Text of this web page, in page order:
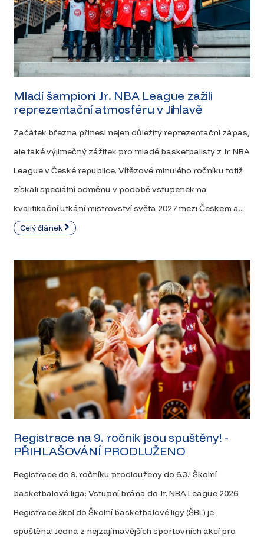
Mladí šampioni Jr. NBA League zažili
reprezentační atmosféru v Jihlavě
Začátek března přinesl nejen důležitý reprezentační zápas,
ale také výjimečný zážitek pro mladé basketbalisty z Jr. NBA
League v České republice. Vítězové minulého ročníku totiž
získali speciální odměnu v podobě vstupenek na
kvalifikační utkání mistrovství světa 2027 mezi Českem a...
Celý článek
Registrace na 9. ročník jsou spuštěny! -
PŘIHLAŠOVÁNÍ PRODLUŽENO
Registrace do 9. ročníku prodlouženy do 6.3.! Školní
basketbalová liga: Vstupní brána do Jr. NBA League 2026
Registrace škol do Školní basketbalové ligy (ŠBL) je
spuštěna! Jedna z nejzajímavějších sportovních akcí pro